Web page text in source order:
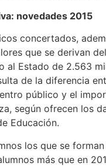
novedades 2015
concertados,
que se derivan
al Estado de 2.563
de la diferencia
público y el
según ofrecen los
Educación.
los que se
más que en